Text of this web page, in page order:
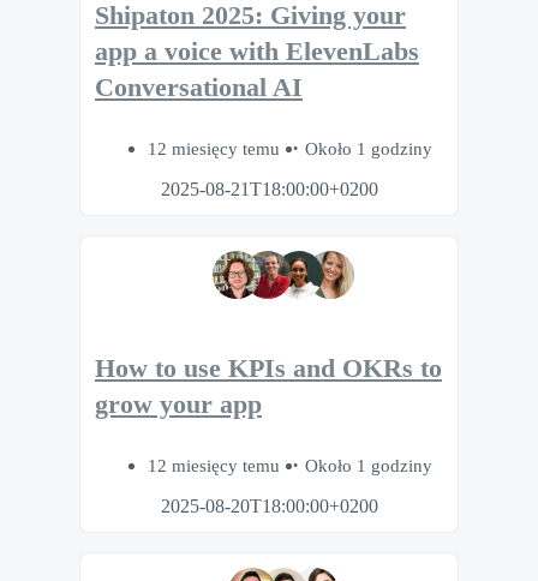
Shipaton 2025: Giving your
app a voice with ElevenLabs
Conversational AI
12 miesięcy temu
Około 1 godziny
2025-08-21T18:00:00+0200
How to use KPIs and OKRs to
grow your app
12 miesięcy temu
Około 1 godziny
2025-08-20T18:00:00+0200